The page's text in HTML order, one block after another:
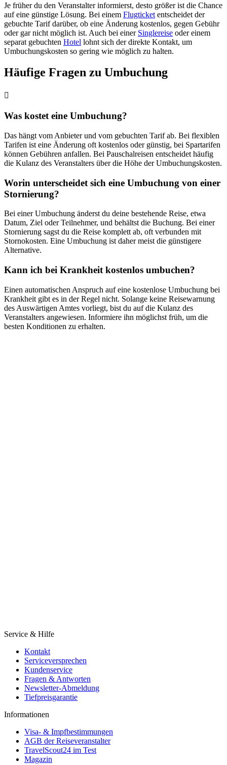
Je früher du den Veranstalter informierst, desto größer ist die Chance
auf eine günstige Lösung. Bei einem Flugticket entscheidet der
gebuchte Tarif darüber, ob eine Änderung kostenlos, gegen Gebühr
oder gar nicht möglich ist. Auch bei einer Singlereise oder einem
separat gebuchten Hotel lohnt sich der direkte Kontakt, um
Umbuchungskosten so gering wie möglich zu halten.
Häufige Fragen zu Umbuchung
Was kostet eine Umbuchung?
Das hängt vom Anbieter und vom gebuchten Tarif ab. Bei flexiblen
Tarifen ist eine Änderung oft kostenlos oder günstig, bei Spartarifen
können Gebühren anfallen. Bei Pauschalreisen entscheidet häufig
die Kulanz des Veranstalters über die Höhe der Umbuchungskosten.
Worin unterscheidet sich eine Umbuchung von einer
Stornierung?
Bei einer Umbuchung änderst du deine bestehende Reise, etwa
Datum, Ziel oder Teilnehmer, und behältst die Buchung. Bei einer
Stornierung sagst du die Reise komplett ab, oft verbunden mit
Stornokosten. Eine Umbuchung ist daher meist die günstigere
Alternative.
Kann ich bei Krankheit kostenlos umbuchen?
Einen automatischen Anspruch auf eine kostenlose Umbuchung bei
Krankheit gibt es in der Regel nicht. Solange keine Reisewarnung
des Auswärtigen Amtes vorliegt, bist du auf die Kulanz des
Veranstalters angewiesen. Informiere ihn möglichst früh, um die
besten Konditionen zu erhalten.
Service & Hilfe
Kontakt
Serviceversprechen
Kundenservice
Fragen & Antworten
Newsletter-Abmeldung
Tiefpreisgarantie
Informationen
Visa- & Impfbestimmungen
AGB der Reiseveranstalter
TravelScout24 im Test
Magazin